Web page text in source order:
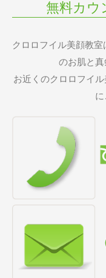
無料カウ
クロロフイル美顔教
のお肌と真
お近くのクロロフイ